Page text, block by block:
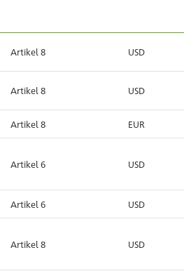
Artikel 8 USD
Artikel 8 USD
Artikel 8 EUR
Artikel 6 USD
Artikel 6 USD
Artikel 8 USD